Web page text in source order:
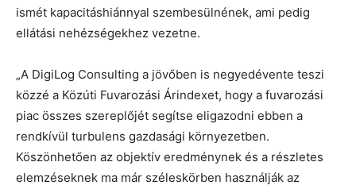
ismét kapacitáshiánnyal szembesülnének, ami pedig
ellátási nehézségekhez vezetne.
„A DigiLog Consulting a jövőben is negyedévente teszi
közzé a Közúti Fuvarozási Árindexet, hogy a fuvarozási
piac összes szereplőjét segítse eligazodni ebben a
rendkívül turbulens gazdasági környezetben.
Köszönhetően az objektív eredménynek és a részletes
elemzéseknek ma már széleskörben használják az